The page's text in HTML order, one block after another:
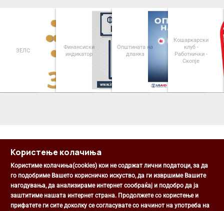
Финансиски
индикатор
Општината на
Кошаркарски
клуб -
Работнички -
Општина
Општина Центар
Михаил Цоков бр. 1, Скопје
Користење колачиња
Користиме колачиња(cookies) кои не содржат лични податоци, за да
го подобриме Вашето корисничко искуство, да ги извршиме Вашите
нагодувања, да анализираме интернет сообраќај и подобро да ја
заштитиме нашата интернет страна. Продолжете со користење и
прифатете ги сите доколку се согласувате со начинот на употреба на